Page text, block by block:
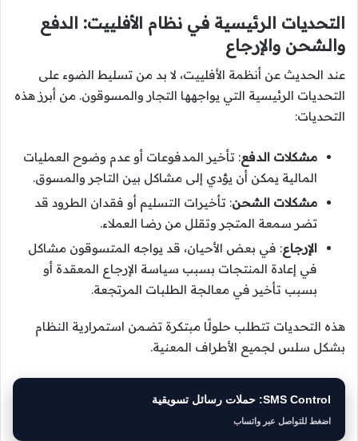
التحديات الرئيسية في نظام الأفلييت: الدفع
والشحن والإرجاع
عند الحديث عن أنظمة الأفلييت، لا بد من تسليط الضوء على
التحديات الرئيسية التي يواجهها التجار والمسوقون. من أبرز هذه
التحديات:
مشكلات الدفع: تأخير المدفوعات أو عدم وضوح العمليات
المالية يمكن أن يؤدي إلى مشاكل بين التاجر والمسوق.
مشكلات الشحن: تأخيرات التسليم أو فقدان الطرود قد
تضر سمعة المتجر وتقلل من رضا العملاء.
الإرجاع: في بعض الأحيان، قد يواجه المتسوقون مشاكل
في إعادة المنتجات بسبب سياسة الإرجاع المعقدة أو
بسبب تأخير في معالجة الطلبات المرتجعة.
هذه التحديات تتطلب حلولًا مبتكرة تضمن استمرارية النظام
بشكل سلس لجميع الأطراف المعنية.
SMS Control: حملات رسائل تسويقية
اضغط للتواصل عبر واتساب